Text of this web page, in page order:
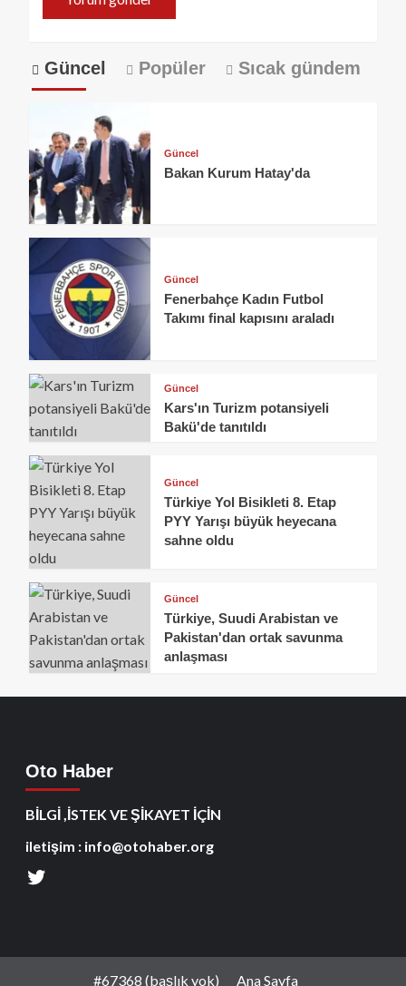
Güncel Popüler Sıcak gündem
Güncel
Bakan Kurum Hatay'da
Güncel
Fenerbahçe Kadın Futbol
Takımı final kapısını araladı
Güncel
Kars'ın Turizm potansiyeli
Bakü'de tanıtıldı
Güncel
Türkiye Yol Bisikleti 8. Etap
PYY Yarışı büyük heyecana
sahne oldu
Güncel
Türkiye, Suudi Arabistan ve
Pakistan'dan ortak savunma
anlaşması
Oto Haber
BİLGİ ,İSTEK VE ŞİKAYET İÇİN
iletişim : info@otohaber.org
#67368 (başlık yok) Ana Sayfa